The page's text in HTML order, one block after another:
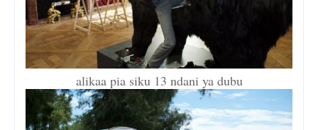
alikaa pia siku 13 ndani ya dubu